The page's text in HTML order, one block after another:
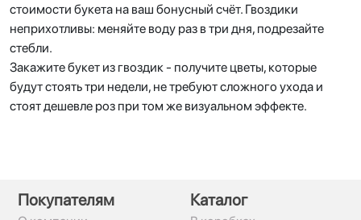
стоимости букета на ваш бонусный счёт. Гвоздики
неприхотливы: меняйте воду раз в три дня, подрезайте
стебли.
Закажите букет из гвоздик - получите цветы, которые
будут стоять три недели, не требуют сложного ухода и
стоят дешевле роз при том же визуальном эффекте.
Покупателям Каталог